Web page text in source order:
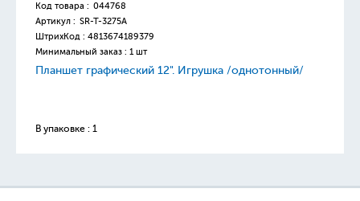
Код товара : 044768
Артикул : SR-T-3275A
ШтрихКод : 4813674189379
Минимальный заказ : 1 шт
Планшет графический 12". Игрушка /однотонный/
В упаковке : 1